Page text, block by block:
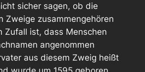
sicher sagen, ob die
Zweige zusammengehören
Zufall ist, dass Menschen
angenommen
aus diesem Zweig heißt